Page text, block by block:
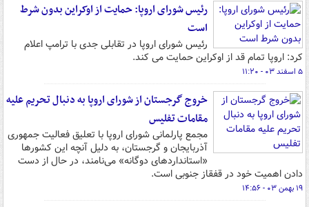
رئیس شورای اروپا: حمایت از اوکراین بدون شرط
است
رئیس شورای اروپا در تقابلی جدی با ترامپ اعلام
کرد: اروپا تمام قد از اوکراین حمایت می کند.
۵ اسفند ۰۳ - ۱۱:۲۰
خروج گرجستان از شورای اروپا به دنبال تحریم علیه
مقامات تفلیس
مجمع پارلمانی شورای اروپا با تعلیق فعالیت جمهوری
آذربایجان و گرجستان، به دلیل آنچه این کشورها
«استانداردهای دوگانه» می‌نامند، در حال از دست
دادن اهمیت خود در قفقاز جنوبی است.
۱۹ بهمن ۰۳ - ۱۴:۵۶